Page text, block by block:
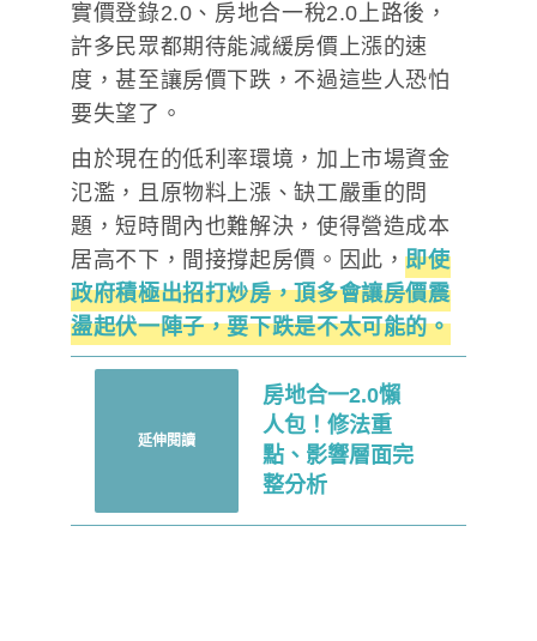
實價登錄2.0、房地合一稅2.0上路後，
許多民眾都期待能減緩房價上漲的速
度，甚至讓房價下跌，不過這些人恐怕
要失望了。
由於現在的低利率環境，加上市場資金
氾濫，且原物料上漲、缺工嚴重的問
題，短時間內也難解決，使得營造成本
居高不下，間接撐起房價。因此，即使
政府積極出招打炒房，頂多會讓房價震
盪起伏一陣子，要下跌是不太可能的。
延伸閱讀
房地合一2.0懶
人包！修法重
點、影響層面完
整分析